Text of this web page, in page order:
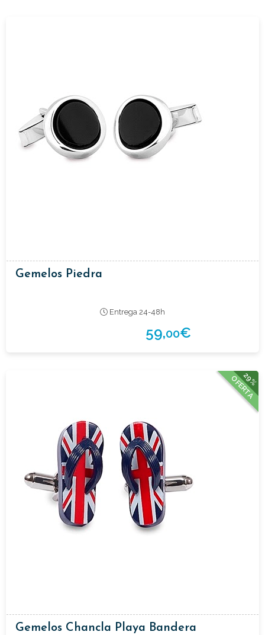
Gemelos Piedra
Entrega 24-48h
59,00€
29%
OFERTA
Gemelos Chancla Playa Bandera